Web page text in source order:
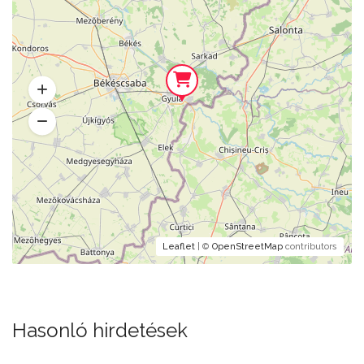
Leaflet | © OpenStreetMap contributors
Hasonló hirdetések